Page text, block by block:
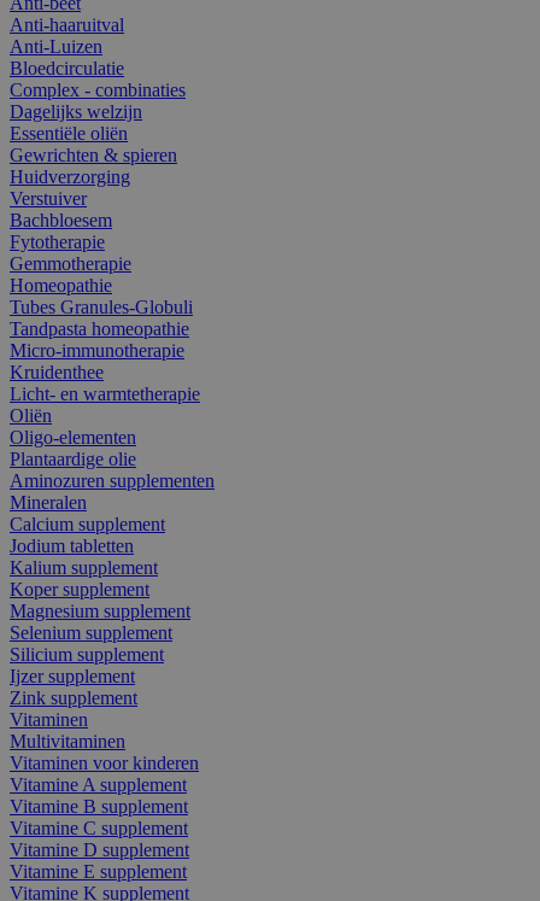
Anti-haaruitval
Anti-Luizen
Bloedcirculatie
Complex - combinaties
Dagelijks welzijn
Essentiële oliën
Gewrichten & spieren
Huidverzorging
Verstuiver
Bachbloesem
Fytotherapie
Gemmotherapie
Homeopathie
Tubes Granules-Globuli
Tandpasta homeopathie
Micro-immunotherapie
Kruidenthee
Licht- en warmtetherapie
Oliën
Oligo-elementen
Plantaardige olie
Aminozuren supplementen
Mineralen
Calcium supplement
Jodium tabletten
Kalium supplement
Koper supplement
Magnesium supplement
Selenium supplement
Silicium supplement
Ijzer supplement
Zink supplement
Vitaminen
Multivitaminen
Vitaminen voor kinderen
Vitamine A supplement
Vitamine B supplement
Vitamine C supplement
Vitamine D supplement
Vitamine E supplement
Vitamine K supplement